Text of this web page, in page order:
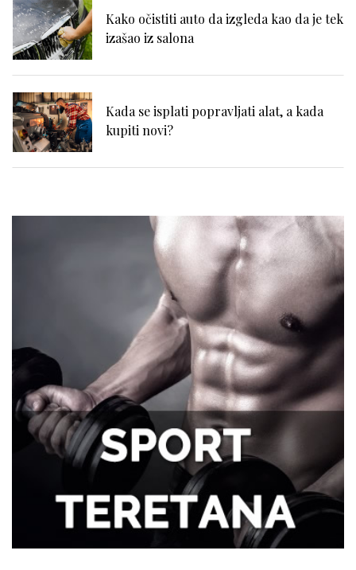
Kako očistiti auto da izgleda kao da je tek
izašao iz salona
Kada se isplati popravljati alat, a kada
kupiti novi?
potcenjuju?
Zdravlje zuba i samopouzdanje: Zašto je
osmeh ključan za svakog muškarca
Tegobe sa sinusima koje muškarci
najčešće trpe bez odlaska kod lekara
Kako kancelarija postaje mesto
efikasnosti i mentalne jasnoće?